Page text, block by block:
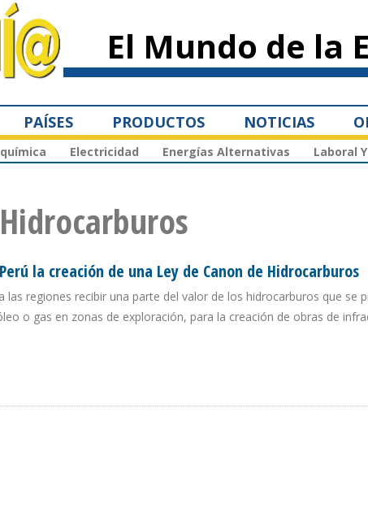
principal
El Mundo de la
PAÍSES PRODUCTOS NOTICIAS
Electricidad Energías Alternativas Laboral
la creación de una Ley de Canon de Hidrocarburos
las regiones recibir una parte del valor de los hidrocarburos que se
o gas en zonas de exploración, para la creación de obras de